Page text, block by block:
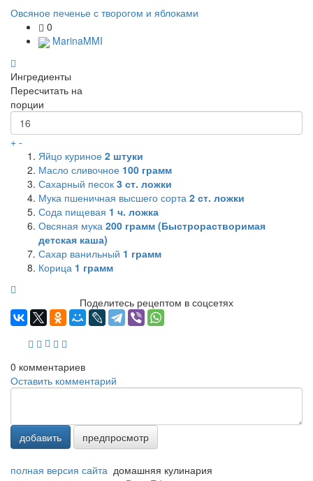
Овсяное печенье с творогом и яблоками
0
MarinaMMI
Ингредиенты
Пересчитать на
порции
+ -
Яйцо куриное 2 штуки
Масло сливочное 100 грамм
Сахарный песок 3 ст. ложки
Мука пшеничная высшего сорта 2 ст. ложки
Сода пищевая 1 ч. ложка
Овсяная мука 200 грамм (Быстрорастворимая
детская каша)
Сахар ванильный 1 грамм
Корица 1 грамм
Поделитесь рецептом в соцсетях
0 комментариев
Оставить комментарий
добавить предпросмотр
полная версия сайта домашняя кулинария